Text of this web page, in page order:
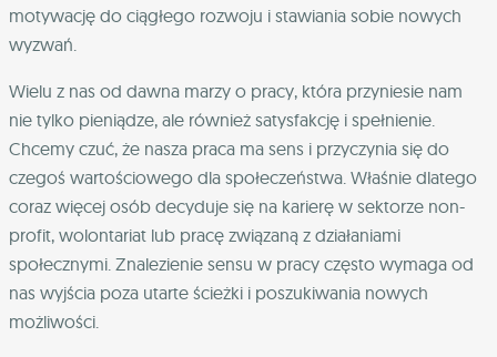
motywację do ciągłego rozwoju i stawiania sobie nowych
wyzwań.
Wielu z nas od dawna marzy o pracy, która przyniesie nam
nie tylko pieniądze, ale również satysfakcję i spełnienie.
Chcemy czuć, że nasza praca ma sens i przyczynia się do
czegoś wartościowego dla społeczeństwa. Właśnie dlatego
coraz więcej osób decyduje się na karierę w sektorze non-
profit, wolontariat lub pracę związaną z działaniami
społecznymi. Znalezienie sensu w pracy często wymaga od
nas wyjścia poza utarte ścieżki i poszukiwania nowych
możliwości.